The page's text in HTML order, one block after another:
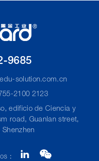
9685
solution.com.cn
2100 2123
edificio de Ciencia y
road, Guanlan street,
Shenzhen
：